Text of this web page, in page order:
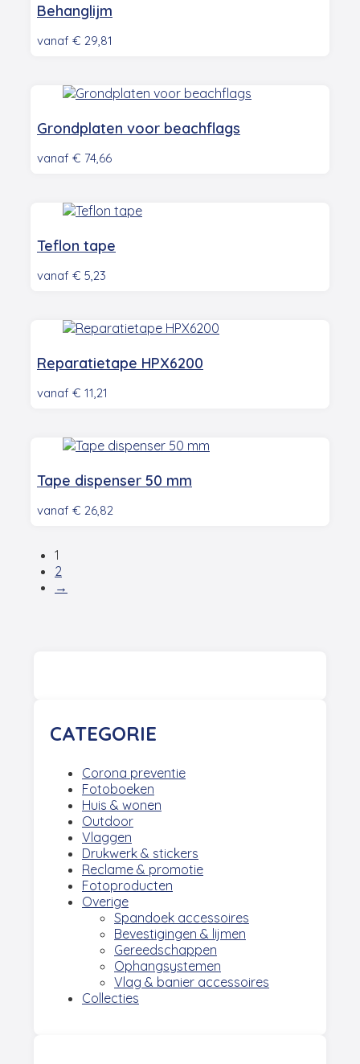
Behanglijm
vanaf € 29,81
Grondplaten voor beachflags
vanaf € 74,66
Teflon tape
vanaf € 5,23
Reparatietape HPX6200
vanaf € 11,21
Tape dispenser 50 mm
vanaf € 26,82
1
2
→
CATEGORIE
Corona preventie
Fotoboeken
Huis & wonen
Outdoor
Vlaggen
Drukwerk & stickers
Reclame & promotie
Fotoproducten
Overige
Spandoek accessoires
Bevestigingen & lijmen
Gereedschappen
Ophangsystemen
Vlag & banier accessoires
Collecties